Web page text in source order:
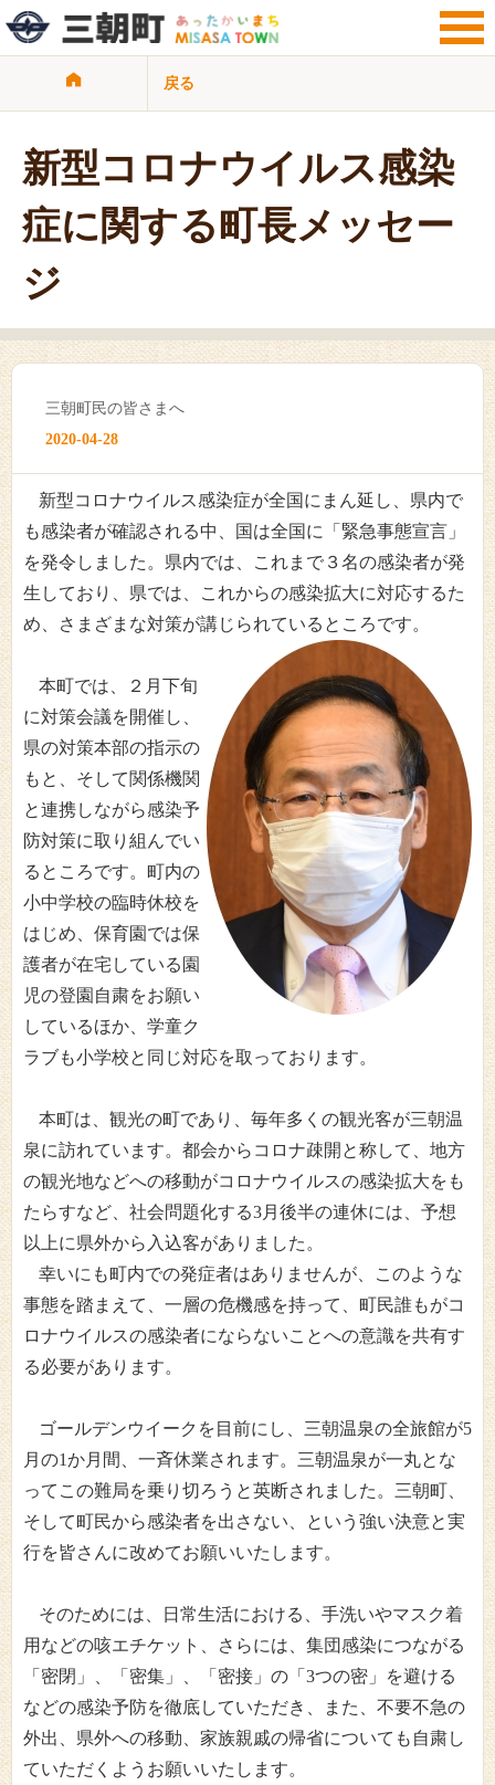
サイト検索
子育て・教育 健康・福祉・介護
ビジネス・事業者 行政情報
サイトマップ
戻る
新型コロナウイルス感染
症に関する町長メッセー
ジ
三朝町民の皆さまへ
2020-04-28
新型コロナウイルス感染症が全国にまん延し、県内で
も感染者が確認される中、国は全国に「緊急事態宣言」
を発令しました。県内では、これまで３名の感染者が発
生しており、県では、これからの感染拡大に対応するた
め、さまざまな対策が講じられているところです。
本町では、２月下旬
に対策会議を開催し、
県の対策本部の指示の
もと、そして関係機関
と連携しながら感染予
防対策に取り組んでい
るところです。町内の
小中学校の臨時休校を
はじめ、保育園では保
護者が在宅している園
児の登園自粛をお願い
しているほか、学童ク
ラブも小学校と同じ対応を取っております。
本町は、観光の町であり、毎年多くの観光客が三朝温
泉に訪れています。都会からコロナ疎開と称して、地方
の観光地などへの移動がコロナウイルスの感染拡大をも
たらすなど、社会問題化する3月後半の連休には、予想
以上に県外から入込客がありました。
幸いにも町内での発症者はありませんが、このような
事態を踏まえて、一層の危機感を持って、町民誰もがコ
ロナウイルスの感染者にならないことへの意識を共有す
る必要があります。
ゴールデンウイークを目前にし、三朝温泉の全旅館が5
月の1か月間、一斉休業されます。三朝温泉が一丸とな
ってこの難局を乗り切ろうと英断されました。三朝町、
そして町民から感染者を出さない、という強い決意と実
行を皆さんに改めてお願いいたします。
そのためには、日常生活における、手洗いやマスク着
用などの咳エチケット、さらには、集団感染につながる
「密閉」、「密集」、「密接」の「 3つの密」を避ける
などの感染予防を徹底していただき、また、不要不急の
外出、県外への移動、家族親戚の帰省についても自粛し
ていただくようお願いいたします。